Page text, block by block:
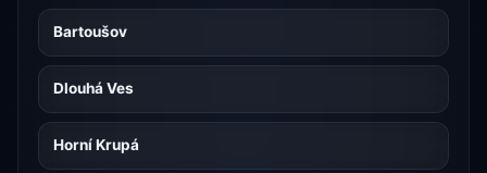
Bartoušov
Dlouhá Ves
Horní Krupá